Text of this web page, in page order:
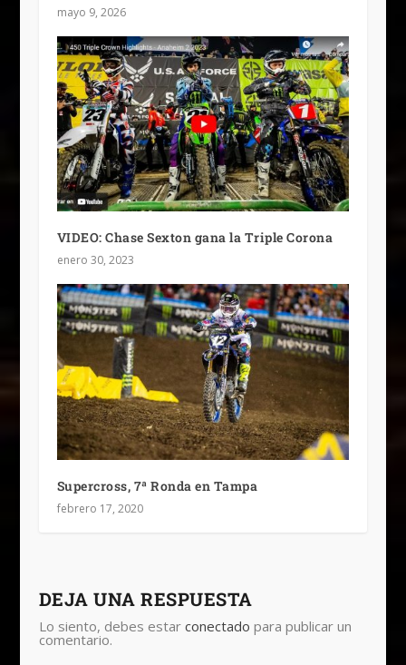
mayo 9, 2026
VIDEO: Chase Sexton gana la Triple Corona
enero 30, 2023
Supercross, 7ª Ronda en Tampa
febrero 17, 2020
DEJA UNA RESPUESTA
Lo siento, debes estar conectado para publicar un
comentario.